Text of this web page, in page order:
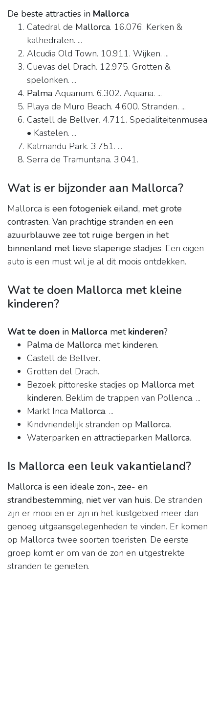
De beste attracties in Mallorca
Catedral de Mallorca. 16.076. Kerken &
kathedralen. ...
Alcudia Old Town. 10.911. Wijken. ...
Cuevas del Drach. 12.975. Grotten &
spelonken. ...
Palma Aquarium. 6.302. Aquaria. ...
Playa de Muro Beach. 4.600. Stranden. ...
Castell de Bellver. 4.711. Specialiteitenmusea
• Kastelen. ...
Katmandu Park. 3.751. ...
Serra de Tramuntana. 3.041.
Wat is er bijzonder aan Mallorca?
Mallorca is een fotogeniek eiland, met grote
contrasten. Van prachtige stranden en een
azuurblauwe zee tot ruige bergen in het
binnenland met lieve slaperige stadjes. Een eigen
auto is een must wil je al dit moois ontdekken.
Wat te doen Mallorca met kleine
kinderen?
Wat te doen in Mallorca met kinderen?
Palma de Mallorca met kinderen.
Castell de Bellver.
Grotten del Drach.
Bezoek pittoreske stadjes op Mallorca met
kinderen. Beklim de trappen van Pollenca. ...
Markt Inca Mallorca. ...
Kindvriendelijk stranden op Mallorca.
Waterparken en attractieparken Mallorca.
Is Mallorca een leuk vakantieland?
Mallorca is een ideale zon-, zee- en
strandbestemming, niet ver van huis. De stranden
zijn er mooi en er zijn in het kustgebied meer dan
genoeg uitgaansgelegenheden te vinden. Er komen
op Mallorca twee soorten toeristen. De eerste
groep komt er om van de zon en uitgestrekte
stranden te genieten.